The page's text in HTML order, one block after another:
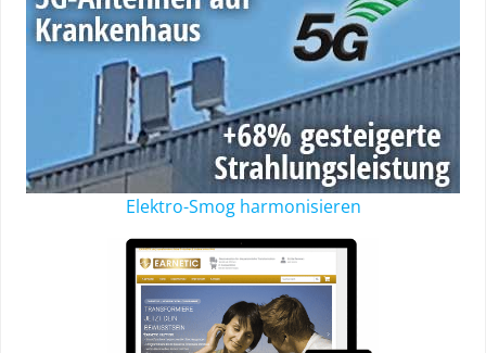
Elektro-Smog harmonisieren